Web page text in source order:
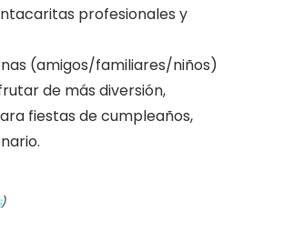
profesionales y
(amigos/familiares/niños)
de más diversión,
fiestas de cumpleaños,
)